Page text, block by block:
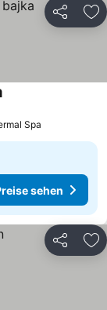
Teilen
Spa
sehen
Teilen